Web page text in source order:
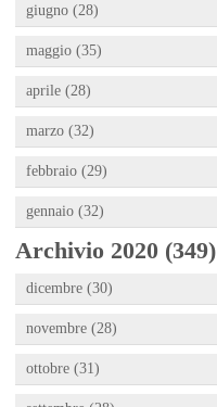
giugno (28)
maggio (35)
aprile (28)
marzo (32)
febbraio (29)
gennaio (32)
Archivio 2020 (349)
dicembre (30)
novembre (28)
ottobre (31)